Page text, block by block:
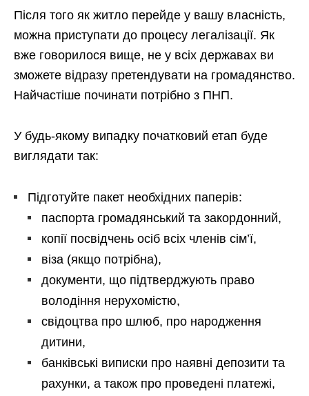
Після того як житло перейде у вашу власність,
можна приступати до процесу легалізації. Як
вже говорилося вище, не у всіх державах ви
зможете відразу претендувати на громадянство.
Найчастіше починати потрібно з ПНП.
У будь-якому випадку початковий етап буде
виглядати так:
Підготуйте пакет необхідних паперів:
паспорта громадянський та закордонний,
копії посвідчень осіб всіх членів сім’ї,
віза (якщо потрібна),
документи, що підтверджують право
володіння нерухомістю,
свідоцтва про шлюб, про народження
дитини,
банківські виписки про наявні депозити та
рахунки, а також про проведені платежі,